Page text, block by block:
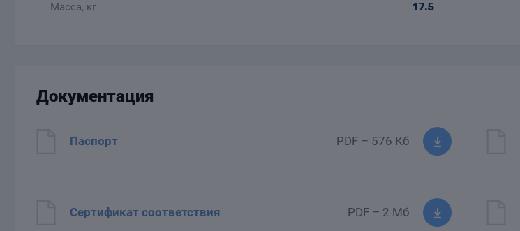
Масса, кг 17.5
Документация
Паспорт PDF – 576 Кб
Сертификат соответствия PDF – 2 Мб